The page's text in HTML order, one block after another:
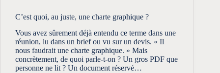
C’est quoi, au juste, une charte graphique ?
Vous avez sûrement déjà entendu ce terme dans une
réunion, lu dans un brief ou vu sur un devis. « Il
nous faudrait une charte graphique. » Mais
concrètement, de quoi parle-t-on ? Un gros PDF que
personne ne lit ? Un document réservé…